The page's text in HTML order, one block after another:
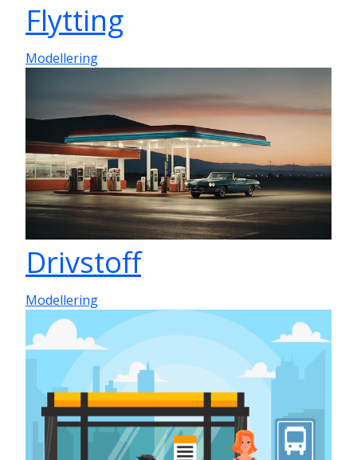
Flytting
Modellering
Drivstoff
Modellering